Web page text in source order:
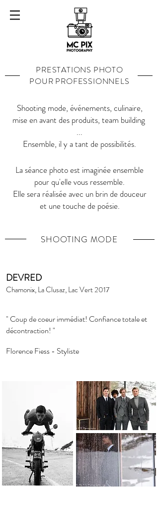
PRESTATIONS PHOTO
POUR PROFESSIONNELS
Shooting mode, événements, culinaire,
mise en avant des produits, team building
...
Ensemble, il y a tant de possibilités.
La séance photo est imaginée ensemble
pour qu'elle vous ressemble.
Elle sera réalisée avec un brin de douceur
et une touche de poésie.
SHOOTING MODE
DEVRED
Chamonix, La Clusaz, Lac Vert 2017
" Coup de coeur immédiat! Confiance totale et
décontraction! "
Florence Fiess - Styliste